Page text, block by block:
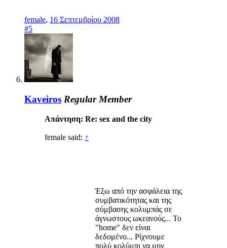
female, 16 Σεπτεμβρίου 2008
#5
Kaveiros Regular Member
Απάντηση: Re: sex and the city
female said: ↑
Έξω από την ασφάλεια της
συμβατικότητας και της
σύμβασης κολυμπάς σε
άγνωστους ωκεανούς... Το
"home" δεν είναι
δεδομένο... Ρίχνουμε
πολύ κολύμπι να μην